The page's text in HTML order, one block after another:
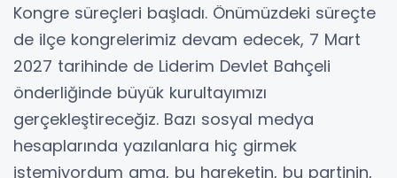
Kongre süreçleri başladı. Önümüzdeki süreçte
de ilçe kongrelerimiz devam edecek, 7 Mart
2027 tarihinde de Liderim Devlet Bahçeli
önderliğinde büyük kurultayımızı
gerçekleştireceğiz. Bazı sosyal medya
hesaplarında yazılanlara hiç girmek
istemiyordum ama, bu hareketin, bu partinin,